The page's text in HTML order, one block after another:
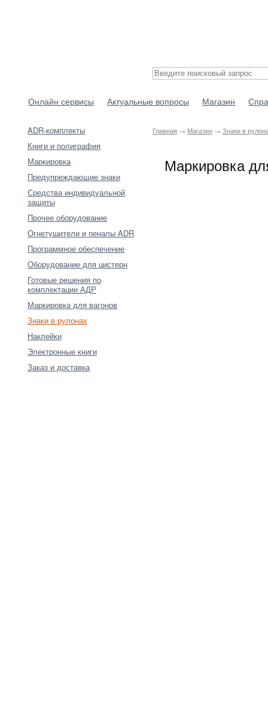
Онлайн сервисы Актуальные вопросы Магазин
ADR-комплекты
Книги и полиграфия
Маркировка
Предупреждающие знаки
Средства индивидуальной
защиты
Прочее оборудование
Огнетушители и пеналы ADR
Программное обеспечение
Оборудование для цистерн
Готовые решения по
комплектации АДР
Маркировка для вагонов
Знаки в рулонах
Наклейки
Электронные книги
Заказ и доставка
Главная → Магазин → Знаки в
Маркировка